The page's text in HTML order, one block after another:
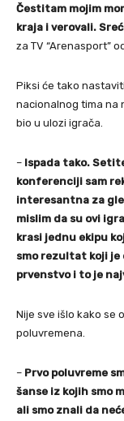
Čestitam mojim
kraja i verovali.
za TV “Arenasport”
Piksi će tako
nacionalnog tima na
bio u ulozi igrača.
– Ispada tako.
konferenciji sam
interesantna za
mislim da su ovi
krasi jednu ekipu
smo rezultat koji je
prvenstvo i to je
Nije sve išlo kako se
poluvremena.
– Prvo poluvreme
šanse iz kojih smo
ali smo znali da